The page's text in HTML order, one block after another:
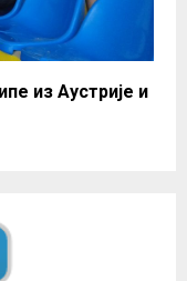
из Аустрије и